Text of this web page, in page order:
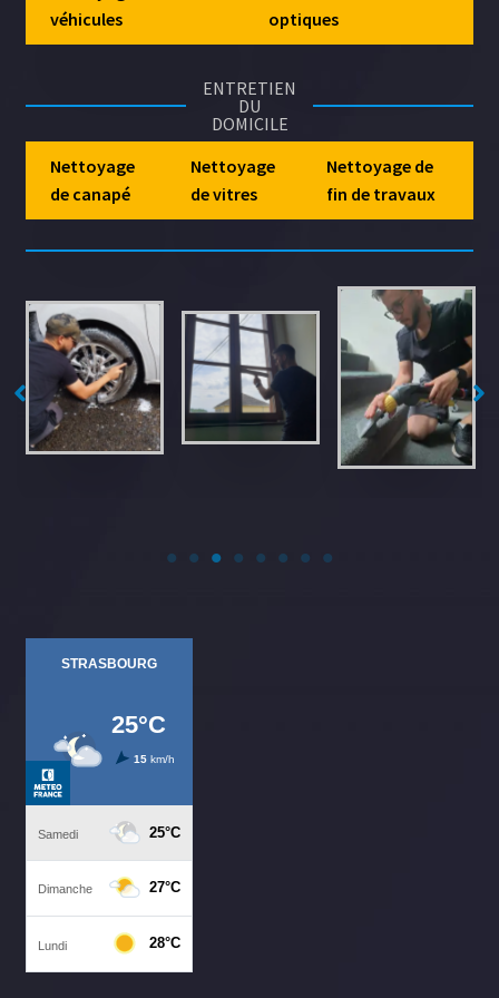
véhicules
optiques
ENTRETIEN
DU
DOMICILE
Nettoyage
de canapé
Nettoyage
de vitres
Nettoyage de
fin de travaux